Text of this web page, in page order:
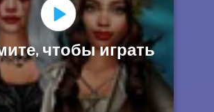
чтобы играть